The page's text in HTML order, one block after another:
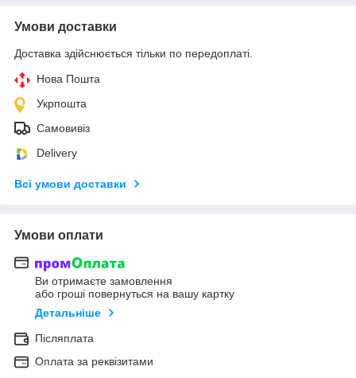
Умови доставки
Доставка здійснюється тільки по передоплаті.
Нова Пошта
Укрпошта
Самовивіз
Delivery
Всі умови доставки
Умови оплати
Ви отримаєте замовлення
або гроші повернуться на вашу картку
Детальніше
Післяплата
Оплата за реквізитами